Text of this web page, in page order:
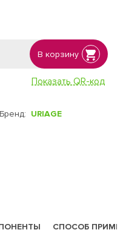
В корзину
Показать QR-код
Бренд: URIAGE
СПОСОБ